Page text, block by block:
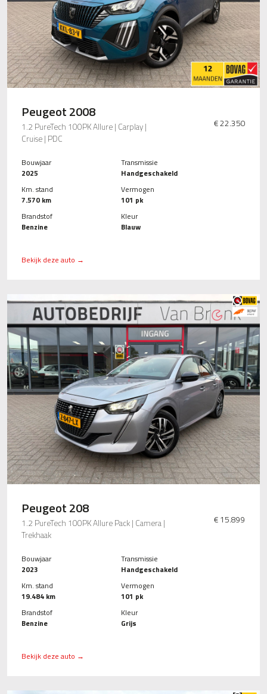
Peugeot 2008
1.2 PureTech 100PK Allure | Carplay |
Cruise | PDC
€ 22.350
Bouwjaar
2025
Km. stand
7.570 km
Brandstof
Benzine
Transmissie
Handgeschakeld
Vermogen
101 pk
Kleur
Blauw
Bekijk deze auto →
Peugeot 208
1.2 PureTech 100PK Allure Pack | Camera |
Trekhaak
€ 15.899
Bouwjaar
2023
Km. stand
19.484 km
Brandstof
Benzine
Transmissie
Handgeschakeld
Vermogen
101 pk
Kleur
Grijs
Bekijk deze auto →